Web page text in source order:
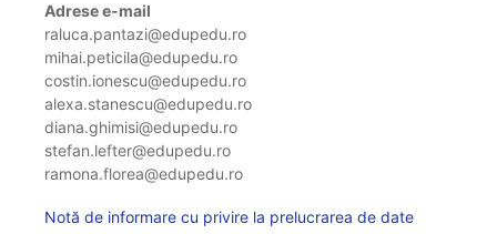
Adrese e-mail
raluca.pantazi@edupedu.ro
mihai.peticila@edupedu.ro
costin.ionescu@edupedu.ro
alexa.stanescu@edupedu.ro
diana.ghimisi@edupedu.ro
stefan.lefter@edupedu.ro
ramona.florea@edupedu.ro
Notă de informare cu privire la prelucrarea de date